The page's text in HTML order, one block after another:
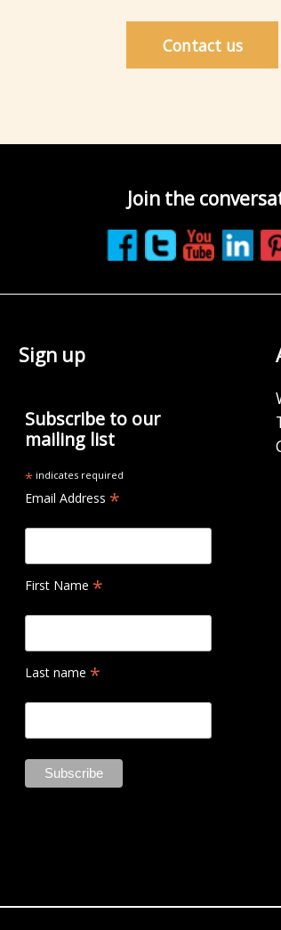
Contact us
Join the
Sign up
Subscribe to our
mailing list
*indicates required
Email Address *
First Name *
Last name *